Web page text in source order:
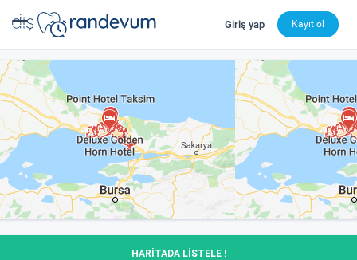
dishekimleri.net - Diş Hekimi Bul, Yorumları İncele ve
Giriş yap Kayıt ol
HARİTADA LİSTELE !